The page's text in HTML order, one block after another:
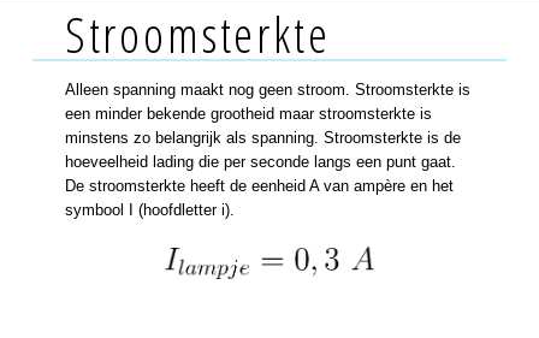
Stroomsterkte
Alleen spanning maakt nog geen stroom. Stroomsterkte is
een minder bekende grootheid maar stroomsterkte is
minstens zo belangrijk als spanning. Stroomsterkte is de
hoeveelheid lading die per seconde langs een punt gaat.
De stroomsterkte heeft de eenheid A van ampère en het
symbool I (hoofdletter i).